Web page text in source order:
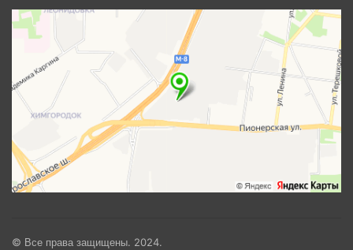
© Все права защищены. 2024.